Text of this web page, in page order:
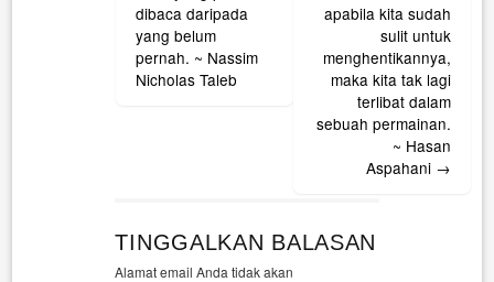
dibaca daripada
yang belum
pernah. ~ Nassim
Nicholas Taleb
apabila kita sudah
sulit untuk
menghentikannya,
maka kita tak lagi
terlibat dalam
sebuah permainan.
~ Hasan
Aspahani →
TINGGALKAN BALASAN
Alamat email Anda tidak akan